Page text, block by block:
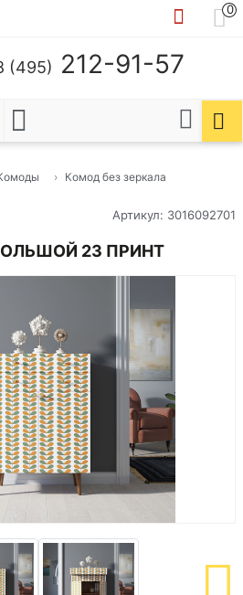
0
(495) 212-91-57
Комод без зеркала
Артикул: 3016092701
23 ПРИНТ